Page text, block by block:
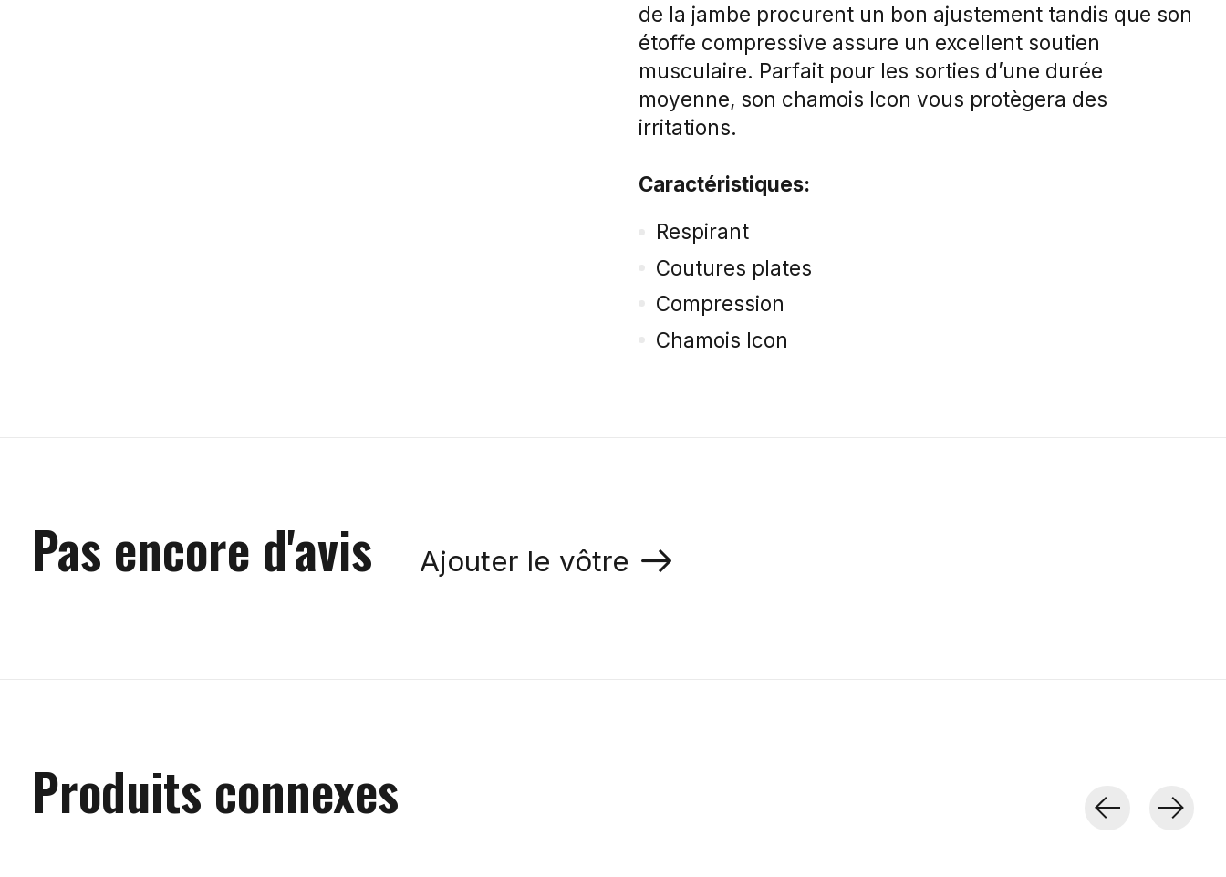
de la jambe procurent un bon ajustement tandis que son
étoffe compressive assure un excellent soutien
musculaire. Parfait pour les sorties d’une durée
moyenne, son chamois Icon vous protègera des
irritations.
Caractéristiques:
Respirant
Coutures plates
Compression
Chamois Icon
Pas encore d'avis Ajouter le vôtre
Produits connexes